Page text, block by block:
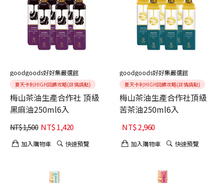
goodgoods好好集嚴選館
夏天卡利HIGH回饋攻略(詳情請點)
梅山茶油生產合作社 頂級
黑麻油250ml6入
NT$1,500 NT$1,420
加入購物車 快速預覽
goodgoods好好集嚴選館
夏天卡利HIGH回饋攻略(詳情請點)
梅山茶油生產合作社頂級
苦茶油250ml6入
NT$2,960
加入購物車 快速預覽